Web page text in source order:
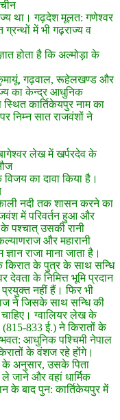
था। गढ़देश मूलत: गणेश्वर
ग्रन्थों में भी गढ़राज्य व
होता है कि अल्मोड़ा के
गढ़वाल, रूहेलखण्ड और
का केन्द्र आधुनिक
कार्तिकेयपुर नाम का
निम्न सात राजवंशों ने
लेख में खर्परदेव के
का दावा किया है।
नदी तक शासन करने का
में परिवर्तन हुआ और
के पश्चात् उसकी रानी
और महारानी
राजा माना जाता है।
किरात के पुत्र के साथ सन्धि
देवता के निमित्त भूमि प्रदान
नहीं हैं। फिर भी
ने जिसके साथ सन्धि की
चाहिए। ग्वालियर लेख के
(815-833 ई.) ने किरातों के
आधुनिक पश्चिमी नेपाल
के वंशज रहे होंगे।
के अनुसार, उसके पिता
जाने और वहां धार्मिक
के बाद पुन: कार्तिकेयपुर में